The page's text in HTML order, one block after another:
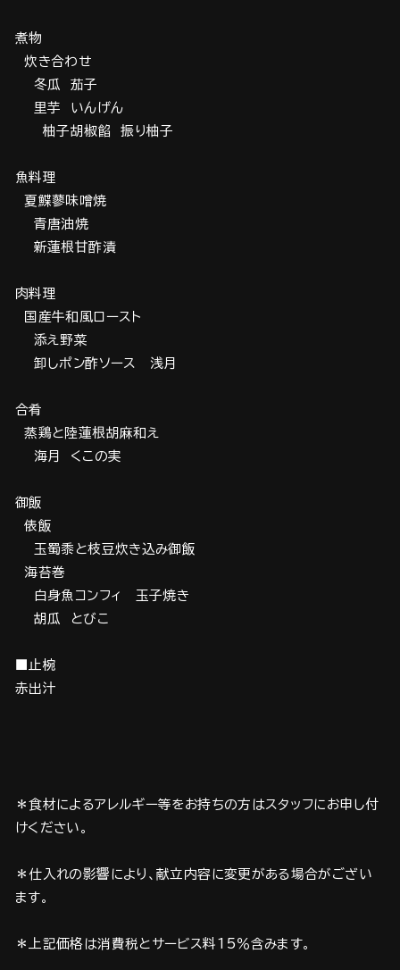
煮物
炊き合わせ
冬瓜 茄子
里芋 いんげん
柚子胡椒餡 振り柚子
魚料理
夏鰈蓼味噌焼
青唐油焼
新蓮根甘酢漬
肉料理
国産牛和風ロースト
添え野菜
卸しポン酢ソース 浅月
合肴
蒸鶏と陸蓮根胡麻和え
海月 くこの実
御飯
俵飯
玉蜀黍と枝豆炊き込み御飯
海苔巻
白身魚コンフィ 玉子焼き
胡瓜 とびこ
■止椀
赤出汁
＊食材によるアレルギー等をお持ちの方はスタッフにお申し付
けください。
＊仕入れの影響により、献立内容に変更がある場合がござい
ます。
＊上記価格は消費税とサービス料15％含みます。